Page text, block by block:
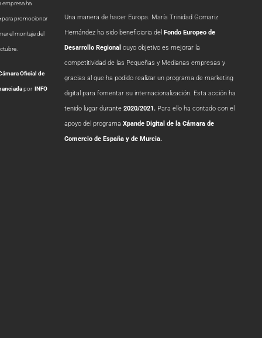
empresa ha
para promocionar
el montaje del
Oficial de
por INFO
Una manera de hacer Europa. María Trinidad Gomariz
Hernández ha sido beneficiaria del Fondo Europeo de
Desarrollo Regional cuyo objetivo es mejorar la
competitividad de las Pequeñas y Medianas empresas y
gracias al que ha podido realizar un programa de marketing
digital para fomentar su internacionalización. Esta acción ha
tenido lugar durante 2020/2021.Para ello ha contado con el
apoyo del programa Xpande Digital de la Cámara de
Comercio de España y de Murcia.